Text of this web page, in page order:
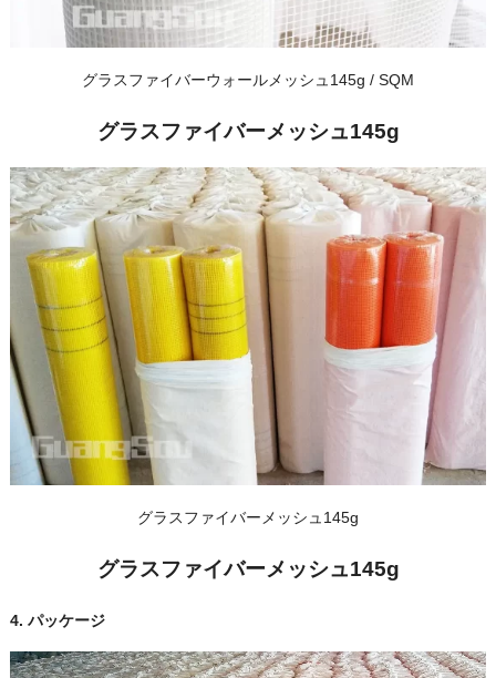
グラスファイバーウォールメッシュ145g / SQM
グラスファイバーメッシュ145g
グラスファイバーメッシュ145g
グラスファイバーメッシュ145g
4. パッケージ